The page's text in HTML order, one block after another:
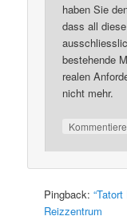
haben Sie
dass all
bestehende
realen
nicht mehr.
Kommentiere
Pingback:
Reizzentrum